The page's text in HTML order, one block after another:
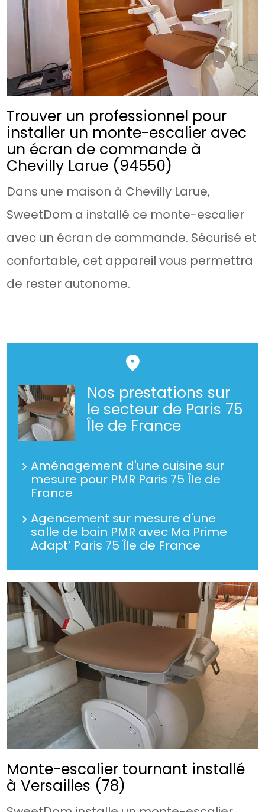
Trouver un professionnel pour
installer un monte-escalier avec
un écran de commande à
Chevilly Larue (94550)
Dans une maison à Chevilly Larue,
SweetDom a installé ce monte-escalier
avec un écran de commande. Sécurisé et
confortable, cet appareil vous permettra
de rester autonome.
Nos prestations sur
le secteur de Paris 75
Île de France
Aménagement d'une cuisine sur
mesure pour PMR Paris 75 Île de
France
Agencement sur mesure d'une
salle de bain PMR avec Ma Prime
Adapt’ Paris 75 Île de France
Monte-escalier tournant installé
à Versailles (78)